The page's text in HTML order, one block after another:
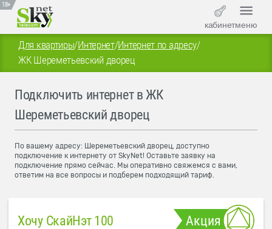
18+
кабинетменю
Для квартиры/Интернет/Интернет по адресу/
ЖК Шереметьевский дворец
Подключить интернет в ЖК
Шереметьевский дворец
По вашему адресу: Шереметьевский дворец, доступно
подключение к интернету от SkyNet! Оставьте заявку на
подключение прямо сейчас. Мы оперативно свяжемся с вами,
ответим на все вопросы и подберем подходящий тариф.
Хочу СкайНэт 100 Акция